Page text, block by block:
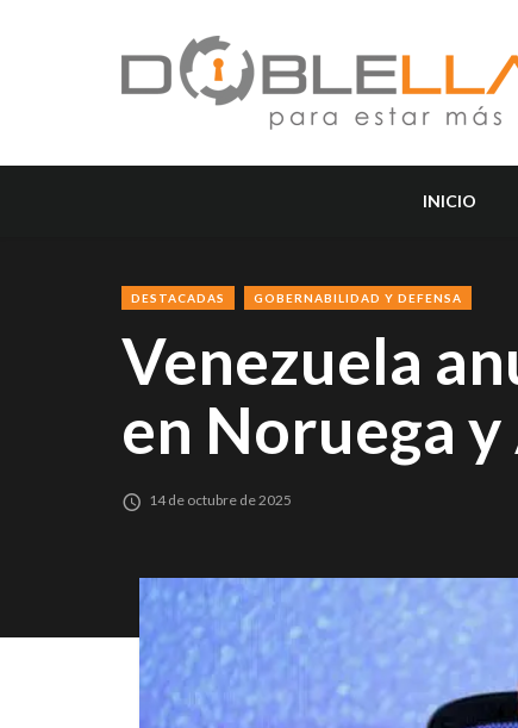
INICIO
DESTACADAS GOBERNABILIDAD Y DEFENSA
Venezuela
en Noruega
14 de octubre de 2025